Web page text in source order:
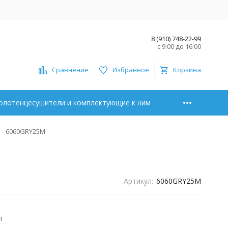
8 (910) 748-22-99
с 9:00 до 16:00
Сравнение Избранное Корзина
и комплектующие к ним
6060GRY25M
Артикул: 6060GRY25M